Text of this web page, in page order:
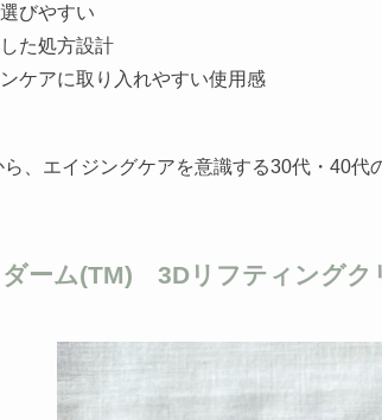
びやすい
た処方設計
ケアに取り入れやすい使用感
、エイジングケアを意識する30代・40代
ーム(TM) 3Dリフティングク